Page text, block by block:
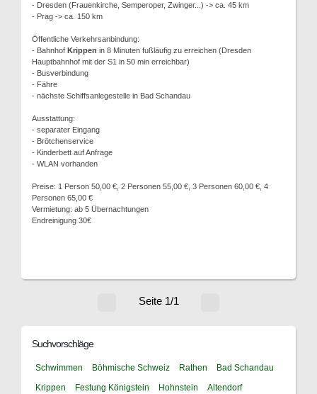
- Dresden (Frauenkirche, Semperoper, Zwinger...) -> ca. 45 km
- Prag -> ca. 150 km
Öffentliche Verkehrsanbindung:
- Bahnhof Krippen in 8 Minuten fußläufig zu erreichen (Dresden
Hauptbahnhof mit der S1 in 50 min erreichbar)
- Busverbindung
- Fähre
- nächste Schiffsanlegestelle in Bad Schandau
Ausstattung:
- separater Eingang
- Brötchenservice
- Kinderbett auf Anfrage
- WLAN vorhanden
Preise: 1 Person 50,00 €, 2 Personen 55,00 €, 3 Personen 60,00 €, 4
Personen 65,00 €
Vermietung: ab 5 Übernachtungen
Endreinigung 30€
Seite 1/1
Suchvorschläge
Schwimmen Böhmische Schweiz Rathen
Bad Schandau
Krippen
Festung Königstein Hohnstein
Altendorf